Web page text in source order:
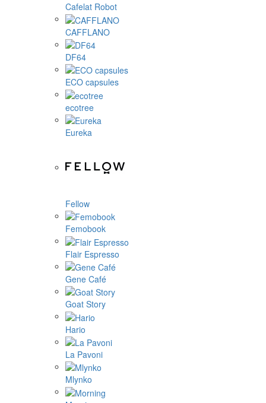
Cafelat Robot
CAFFLANO
DF64
ECO capsules
ecotree
Eureka
Fellow
Femobook
Flair Espresso
Gene Café
Goat Story
Hario
La Pavoni
Mlynko